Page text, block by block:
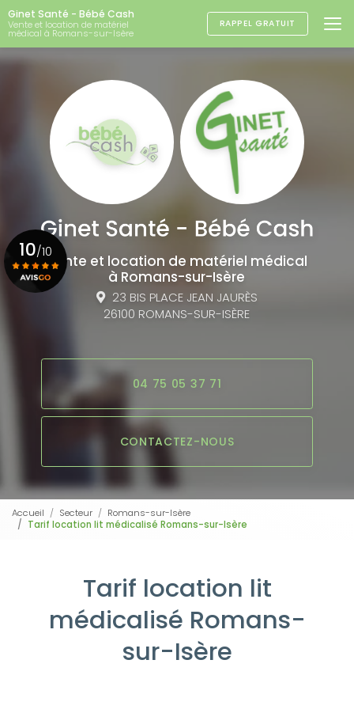
Aller
au
contenu
principal
Ginet Santé - Bébé Cash
Vente et location de matériel
médical à Romans-sur-Isère
RAPPEL GRATUIT
Vente et location de matériel médical
à Romans-sur-Isère
23 BIS PLACE JEAN JAURÈS
26100 ROMANS-SUR-ISÈRE
04 75 05 37 71
CONTACTEZ-NOUS
10/10
Accueil Secteur
Romans-sur-Isère
Tarif location lit médicalisé Romans-sur-Isère
Tarif location lit
médicalisé Romans-
sur-Isère